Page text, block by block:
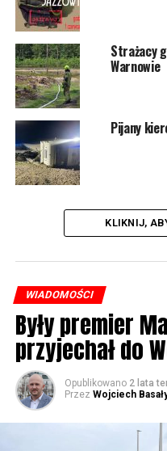
Strażacy
Warnowie
Pijany
KLIKNIJ,
WIADOMOŚCI
Były premier
przyjechał do
Opublikowano 2 lata
Przez Wojciech